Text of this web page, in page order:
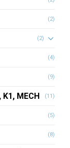
(2)
(2)
(4)
(9)
K1, MECH (11)
(5)
(8)